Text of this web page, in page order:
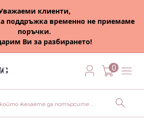
клиенти,
поддръжка временно не приемаме
поръчки.
Ви за разбирането!
0